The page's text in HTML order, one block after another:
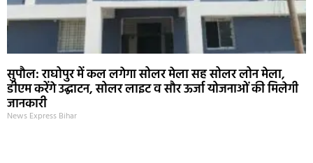
सुपौल: राघोपुर में कल लगेगा सोलर मेला सह सोलर लोन मेला,
डीएम करेंगे उद्घाटन, सोलर लाइट व सौर ऊर्जा योजनाओं की मिलेगी
जानकारी
News Express Bihar